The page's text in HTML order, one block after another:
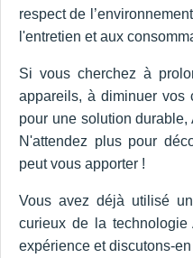
respect de
l'entretien et aux
Si vous cherchez à
appareils, à diminuer vos
pour une solution
N'attendez plus pour
peut vous apporter !
Vous avez déjà utilisé
curieux de la technologie
expérience et discutons-